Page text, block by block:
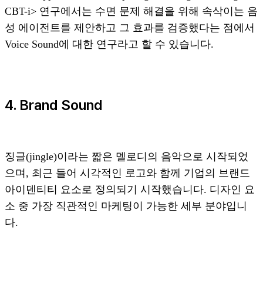
CBT-i> 연구에서는 수면 문제 해결을 위해 속삭이는 음
성 에이전트를 제안하고 그 효과를 검증했다는 점에서
Voice Sound에 대한 연구라고 할 수 있습니다.
4. Brand Sound
징글(jingle)이라는 짧은 멜로디의 음악으로 시작되었
으며, 최근 들어 시각적인 로고와 함께 기업의 브랜드
아이덴티티 요소로 정의되기 시작했습니다. 디자인 요
소 중 가장 직관적인 마케팅이 가능한 세부 분야입니
다.